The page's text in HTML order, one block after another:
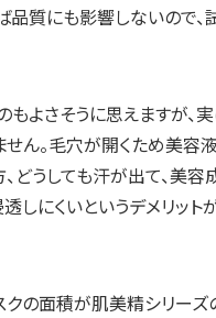
品質にも影響しないので、
もよさそうに思えますが、
せん。毛穴が開くため美容
どうしても汗が出て、美
しにくいというデメリット
クの面積が肌美精シリーズ